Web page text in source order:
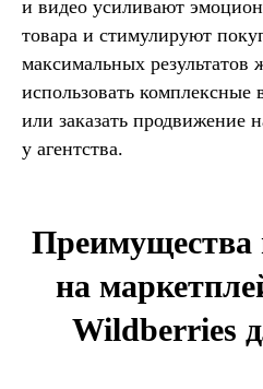
и видео усиливают
товара и стимулируют
максимальных результатов
использовать
или заказать продвижение
у агентства.
Преимущества
на
Wildberries